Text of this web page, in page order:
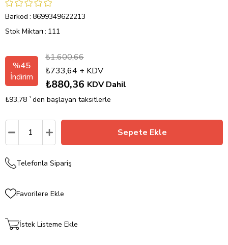
Barkod : 8699349622213
Stok Miktarı : 111
%45
İndirim
₺1.600,66
₺733,64 + KDV
KDV Dahil
₺880,36
₺93,78 `den başlayan taksitlerle
Telefonla Sipariş
Favorilere Ekle
İstek Listeme Ekle